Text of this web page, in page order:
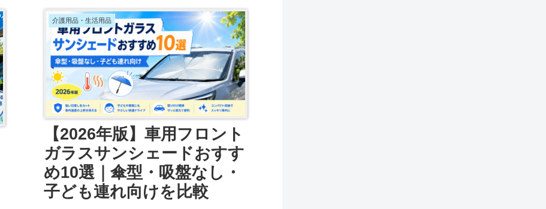
介護用品・生活用品
【2026年版】車用フロント
ガラスサンシェードおすす
め10選｜傘型・吸盤なし・
子ども連れ向けを比較